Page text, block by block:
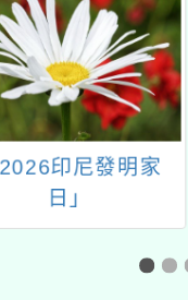
印尼發明家
日」